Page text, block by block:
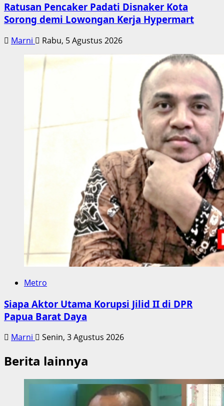
Ratusan Pencaker Padati Disnaker Kota
Sorong demi Lowongan Kerja Hypermart
Marni Rabu, 5 Agustus 2026
Metro
Siapa Aktor Utama Korupsi Jilid II di DPR
Papua Barat Daya
Marni Senin, 3 Agustus 2026
Berita lainnya